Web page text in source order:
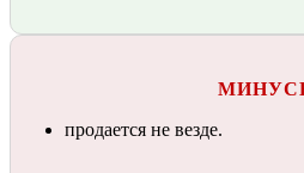
продается не везде.